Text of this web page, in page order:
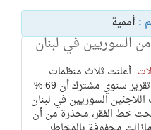
: أممية
تؤكد 69 % من السوريين في لبنان
أعلنت ثلاث منظمات
أممية في تقرير سنوي مشترك أن 69 %
السوريين في لبنان
خط الفقر، محذرة من أن